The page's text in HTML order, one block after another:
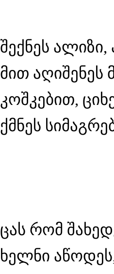
შექნეს ალიზი,
მით აღიშენეს
კოშკებით,
ქმნეს
ცას რომ
ხელნი